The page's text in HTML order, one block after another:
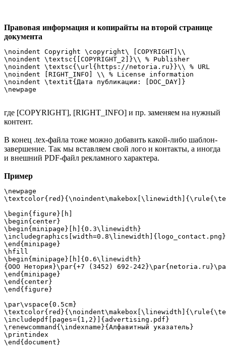
Правовая информация и копирайты на второй странице
документа
\noindent Copyright \copyright\ [COPYRIGHT]\\
\noindent \textsc{[COPYRIGHT_2]}\\ % Publisher
\noindent \textsc{\url{https://netoria.ru}}\\ % URL
\noindent [RIGHT_INFO] \\ % License information
\noindent \textit{Дата публикации: [DOC_DAY]}
\newpage
где [COPYRIGHT], [RIGHT_INFO] и пр. заменяем на нужный
контент.
В конец .tex-файла тоже можно добавить какой-либо шаблон-
завершение. Так мы вставляем свой лого и контакты, а иногда
и внешний PDF-файл рекламного характера.
Пример
\newpage
\begin{figure}[h]
\begin{center}
\begin{minipage}[h]{0.3\linewidth}
\includegraphics[width=0.8\linewidth]{logo_contact.png}
\end{minipage}
\hfill
\begin{minipage}[h]{0.6\linewidth}
{ООО Нетория}\par{+7 (3452) 692-
\end{minipage}
\end{center}
\end{figure}
\par\vspace{0.5cm}
\includepdf[pages={1,2}]{advertising.pdf}
\renewcommand{\indexname}{Алфавитный указатель}
\printindex
\end{document}